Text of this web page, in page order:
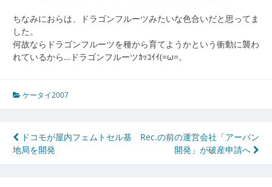
ちなみにおらは、ドラゴンフルーツみたいな色合いだと思ってま
した。
何故ならドラゴンフルーツを種から育てようかという衝動に襲わ
れているから…ドラゴンフルーツｶｯｺｲｲ(=ω=。
ケータイ2007
投
稿
ドコモが屋内フェムトセル基
地局を開発
Rec.の前の運営会社「アーバン
開発」が破産申請へ